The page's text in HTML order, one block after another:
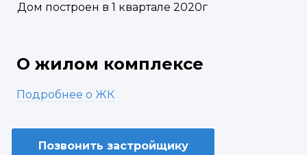
Дом построен в 1 квартале 2020г
О жилом комплексе
Подробнее о ЖК
Позвонить застройщику